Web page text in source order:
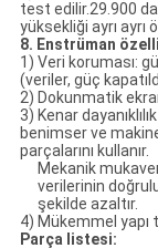
test edilir.29.900
yüksekliği ayrı ayrı
8. Enstrüman
1) Veri koruması:
(veriler, güç
2) Dokunmatik
3) Kenar
benimser ve
parçalarını kullanır.
Mekanik
verilerinin
şekilde azaltır.
4) Mükemmel yapı
Parça listesi: